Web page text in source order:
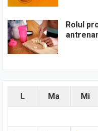
Rolul
L Ma Mi